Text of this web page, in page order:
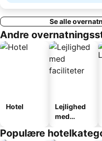
Se alle
Andre
Hotel
Lejlighed
med
Populære